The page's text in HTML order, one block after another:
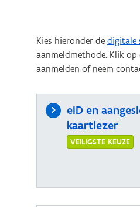
Kies hieronder de digitale
aanmeldmethode. Klik op
aanmelden of neem
eID en
kaartlezer
VEILIGSTE KEUZE